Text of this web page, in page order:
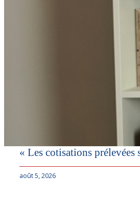
« Les cotisations prélevées
août 5, 2026